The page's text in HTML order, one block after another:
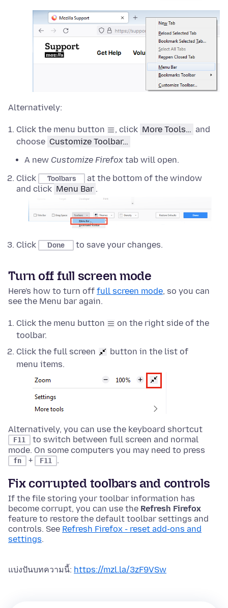
Alternatively:
Click the menu button , click More Tools… and
choose Customize Toolbar…
A new Customize Firefox tab will open.
Click
Toolbars
at the bottom of the window
and click Menu Bar .
Click Done to save your changes.
Turn off full screen mode
Here's how to turn off full screen mode, so you can
see the Menu bar again.
Click the menu button
on the right side of the
toolbar.
Click the full screen
button in the list of
menu items.
Alternatively, you can use the keyboard shortcut
F11
to switch between full screen and normal
mode. On some computers you may need to press
fn + F11 .
Fix corrupted toolbars and controls
If the file storing your toolbar information has
become corrupt, you can use the Refresh Firefox
feature to restore the default toolbar settings and
controls. See Refresh Firefox - reset add-ons and
settings.
แบ่งปันบทความนี้: https://mzl.la/3zF9VSw